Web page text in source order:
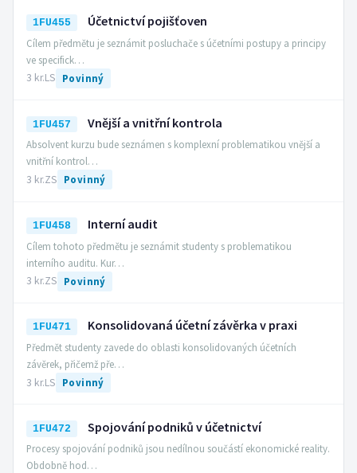
1FU455 Účetnictví pojišťoven
Cílem předmětu je seznámit posluchače s účetními postupy a principy
ve specifick…
3 kr.LS Povinný
1FU457 Vnější a vnitřní kontrola
Absolvent kurzu bude seznámen s komplexní problematikou vnější a
vnitřní kontrol…
3 kr.ZS Povinný
1FU458 Interní audit
Cílem tohoto předmětu je seznámit studenty s problematikou
interního auditu. Kur…
3 kr.ZS Povinný
1FU471 Konsolidovaná účetní závěrka v praxi
Předmět studenty zavede do oblasti konsolidovaných účetních
závěrek, přičemž pře…
3 kr.LS Povinný
1FU472 Spojování podniků v účetnictví
Procesy spojování podniků jsou nedílnou součástí ekonomické reality.
Obdobně hod…